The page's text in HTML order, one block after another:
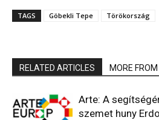
TAGS Göbekli Tepe Törökország
RELATED ARTICLES MORE
Arte: A
szemet huny